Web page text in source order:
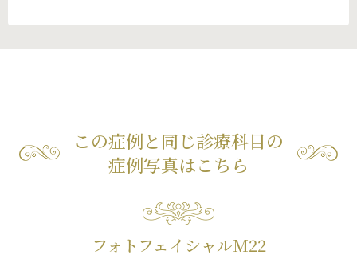
この症例と同じ診療科目の
症例写真はこちら
フォトフェイシャルM22